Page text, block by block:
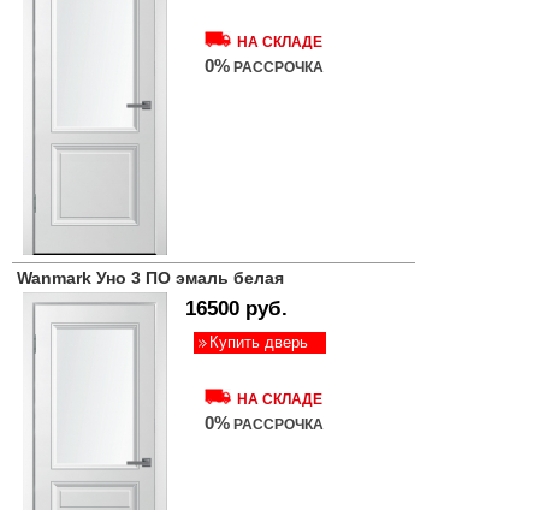
НА СКЛАДЕ
0% РАССРОЧКА
Wanmark Уно 3 ПО эмаль белая
16500 руб.
Купить дверь
НА СКЛАДЕ
0% РАССРОЧКА